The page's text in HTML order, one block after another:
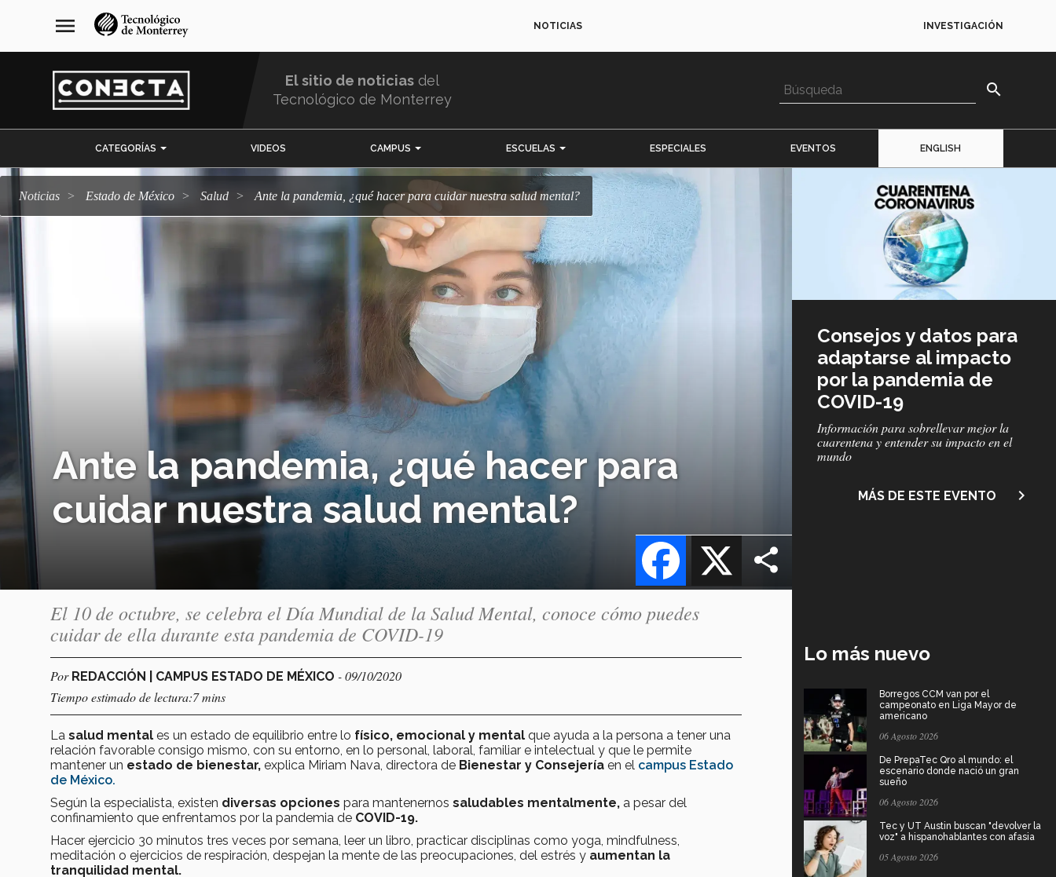
navegación
principal
menu NOTICIAS INVESTIGACIÓN
El sitio de noticias del
Tecnológico de Monterrey
search
CATEGORÍAS VIDEOS CAMPUS ESCUELAS ESPECIALES EVENTOS ENGLISH
Noticias Estado de México salud Ante la pandemia, ¿qué hacer para cuidar nuestra salud mental?
Ante la pandemia, ¿qué hacer para
cuidar nuestra salud mental?
X
Facebook
Consejos y datos para
adaptarse al impacto
por la pandemia de
COVID-19
Subtítulo
Información para sobrellevar mejor la
cuarentena y entender su impacto en el
mundo
MÁS DE ESTE EVENTO navigate_next
El 10 de octubre, se celebra el Día Mundial de la Salud Mental, conoce cómo puedes
cuidar de ella durante esta pandemia de COVID-19
Por REDACCIÓN | CAMPUS ESTADO DE MÉXICO - 09/10/2020
Tiempo estimado de lectura:7 mins
La salud mental es un estado de equilibrio entre lo físico, emocional y mental que ayuda a la persona a tener una
relación favorable consigo mismo, con su entorno, en lo personal, laboral, familiar e intelectual y que le permite
mantener un estado de bienestar, explica Miriam Nava, directora de Bienestar y Consejería en el campus Estado
de México.
Según la especialista, existen diversas opciones para mantenernos saludables mentalmente, a pesar del
confinamiento que enfrentamos por la pandemia de COVID-19.
Hacer ejercicio 30 minutos tres veces por semana, leer un libro, practicar disciplinas como yoga, mindfulness,
meditación o ejercicios de respiración, despejan la mente de las preocupaciones, del estrés y aumentan la
tranquilidad mental.
Lo más nuevo
Borregos CCM van por el
campeonato en Liga Mayor de
americano
06 Agosto 2026
De PrepaTec Qro al mundo: el
escenario donde nació un gran
sueño
06 Agosto 2026
Tec y UT Austin buscan "devolver la
voz" a hispanohablantes con afasia
05 Agosto 2026